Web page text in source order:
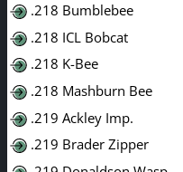
.218 Bumblebee
.218 ICL Bobcat
.218 K-Bee
.218 Mashburn Bee
.219 Ackley Imp.
.219 Brader Zipper